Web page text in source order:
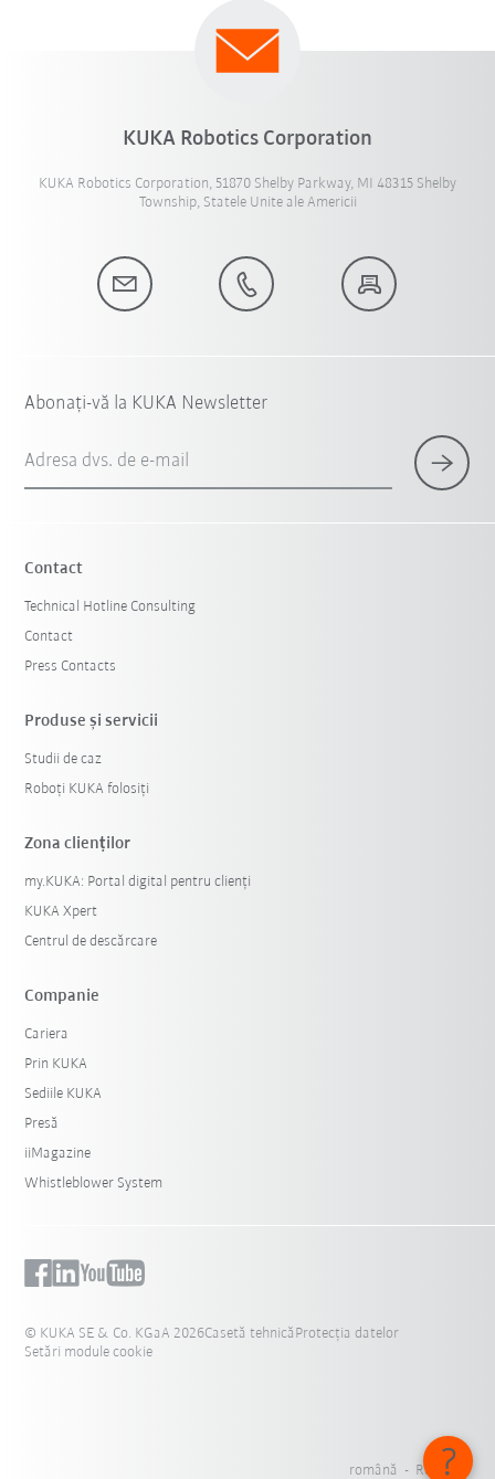
KUKA Robotics Corporation
KUKA Robotics Corporation, 51870 Shelby Parkway, MI 48315 Shelby
Township, Statele Unite ale Americii
Abonați-vă la KUKA Newsletter
Adresa dvs. de e-mail
Contact
Technical Hotline Consulting
Contact
Press Contacts
Produse şi servicii
Studii de caz
Roboți KUKA folosiți
Zona clienților
my.KUKA: Portal digital pentru clienți
KUKA Xpert
Centrul de descărcare
Companie
Cariera
Prin KUKA
Sediile KUKA
Presă
iiMagazine
Whistleblower System
© KUKA SE & Co. KGaA 2026Casetă tehnică Protecția datelor
Setări module cookie
română - România